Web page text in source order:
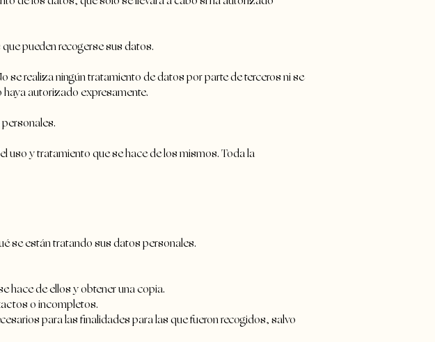
pueden recogerse sus datos.
se realiza ningún tratamiento de datos por parte de terceros ni se
autorizado expresamente.
uso y tratamiento que se hace de los mismos. Toda la
se están tratando sus datos personales.
hace de ellos y obtener una copia.
o incompletos.
para las finalidades para las que fueron recogidos, salvo